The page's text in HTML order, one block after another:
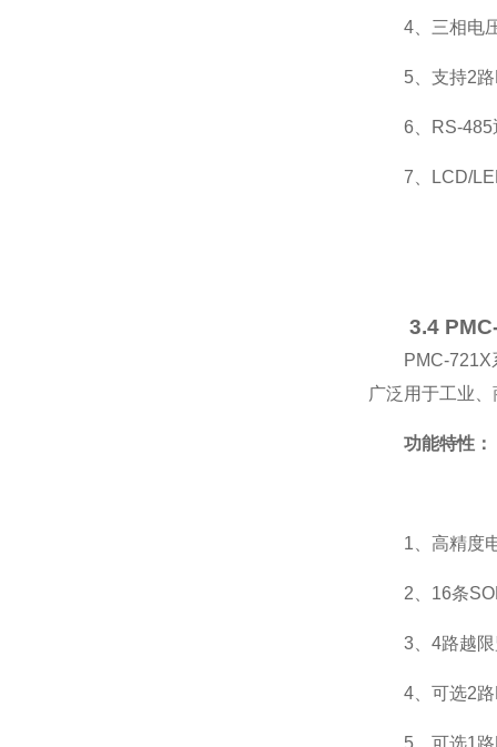
4、三相电
5、支持2
6、RS-485
7、LCD/
3.4
PMC-
广泛用于工业
功能特性：
1、高精度
2、16条
3、4路越
4、可选2
5、可选1